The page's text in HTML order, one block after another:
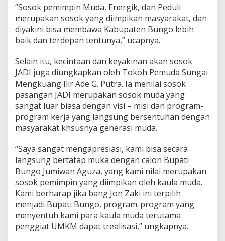
“Sosok pemimpin Muda, Energik, dan Peduli
merupakan sosok yang diimpikan masyarakat, dan
diyakini bisa membawa Kabupaten Bungo lebih
baik dan terdepan tentunya,” ucapnya.
Selain itu, kecintaan dan keyakinan akan sosok
JADI juga diungkapkan oleh Tokoh Pemuda Sungai
Mengkuang Ilir Ade G. Putra. Ia menilai sosok
pasangan JADI merupakan sosok muda yang
sangat luar biasa dengan visi – misi dan program-
program kerja yang langsung bersentuhan dengan
masyarakat khsusnya generasi muda.
“Saya sangat mengapresiasi, kami bisa secara
langsung bertatap muka dengan calon Bupati
Bungo Jumiwan Aguza, yang kami nilai merupakan
sosok pemimpin yang diimpikan oleh kaula muda.
Kami berharap jika bang Jon Zaki ini terpilih
menjadi Bupati Bungo, program-program yang
menyentuh kami para kaula muda terutama
penggiat UMKM dapat trealisasi,” ungkapnya.